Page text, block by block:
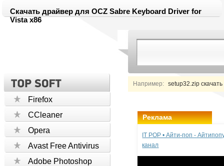
Скачать драйвер для OCZ Sabre Keyboard Driver for
Vista x86
Например: setup32.zip скачать
Firefox
CCleaner
Opera
Avast Free Antivirus
Adobe Photoshop
Реклама
IT POP • Айти-поп -
канал